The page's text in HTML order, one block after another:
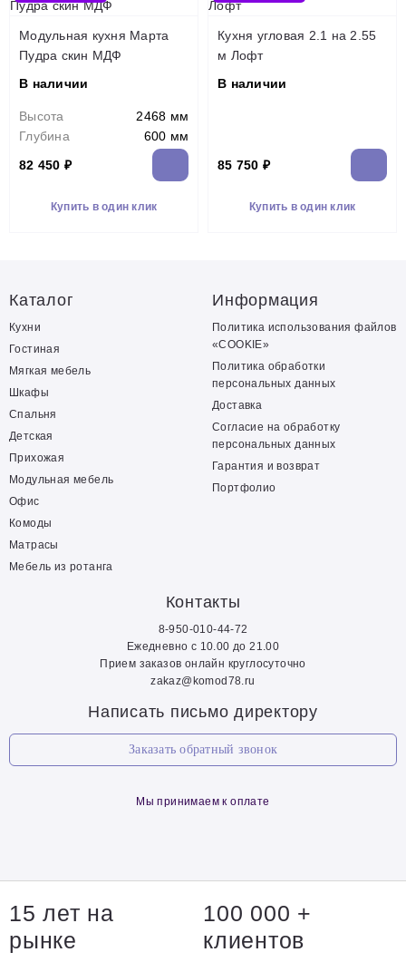
Модульная кухня Марта
Пудра скин МДФ
В наличии
Высота
2468 мм
Глубина
600 мм
82 450 ₽
Купить в один клик
Кухня угловая 2.1 на 2.55
м Лофт
В наличии
85 750 ₽
Купить в один клик
Каталог
Кухни
Гостиная
Мягкая мебель
Шкафы
Спальня
Детская
Прихожая
Модульная мебель
Офис
Комоды
Матрасы
Мебель из ротанга
Информация
Политика использования файлов
«COOKIE»
Политика обработки
персональных данных
Доставка
Согласие на обработку
персональных данных
Гарантия и возврат
Портфолио
Контакты
8-950-010-44-72
Ежедневно с 10.00 до 21.00
Прием заказов онлайн круглосуточно
zakaz@komod78.ru
Написать письмо директору
Заказать обратный звонок
Мы принимаем к оплате
15 лет на
рынке
100 000 +
клиентов